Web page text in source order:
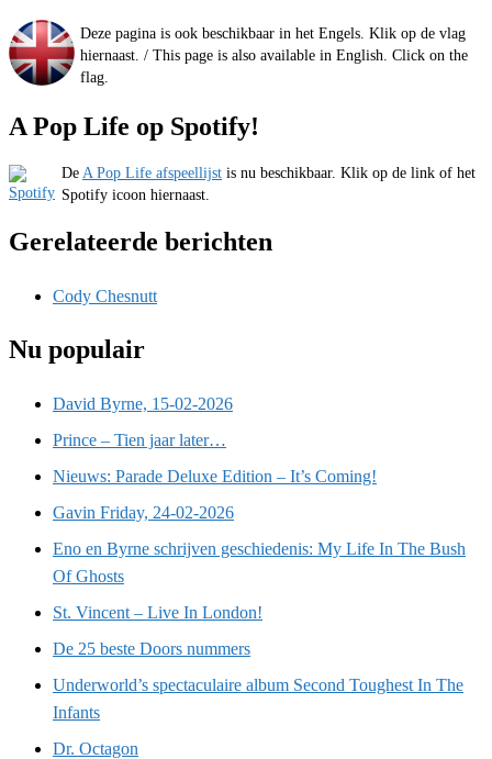
Deze pagina is ook beschikbaar in het Engels. Klik op de vlag
hiernaast. / This page is also available in English. Click on the
flag.
A Pop Life op Spotify!
De A Pop Life afspeellijst is nu beschikbaar. Klik op de link of het
Spotify icoon hiernaast.
Gerelateerde berichten
Cody Chesnutt
Nu populair
David Byrne, 15-02-2026
Prince – Tien jaar later…
Nieuws: Parade Deluxe Edition – It’s Coming!
Gavin Friday, 24-02-2026
Eno en Byrne schrijven geschiedenis: My Life In The Bush
Of Ghosts
St. Vincent – Live In London!
De 25 beste Doors nummers
Underworld’s spectaculaire album Second Toughest In The
Infants
Dr. Octagon